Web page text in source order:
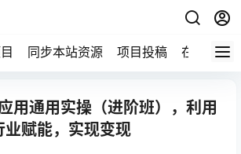
同步本站资源 项目投稿 在线工具
用通用实操（进阶班），利用
赋能，实现变现